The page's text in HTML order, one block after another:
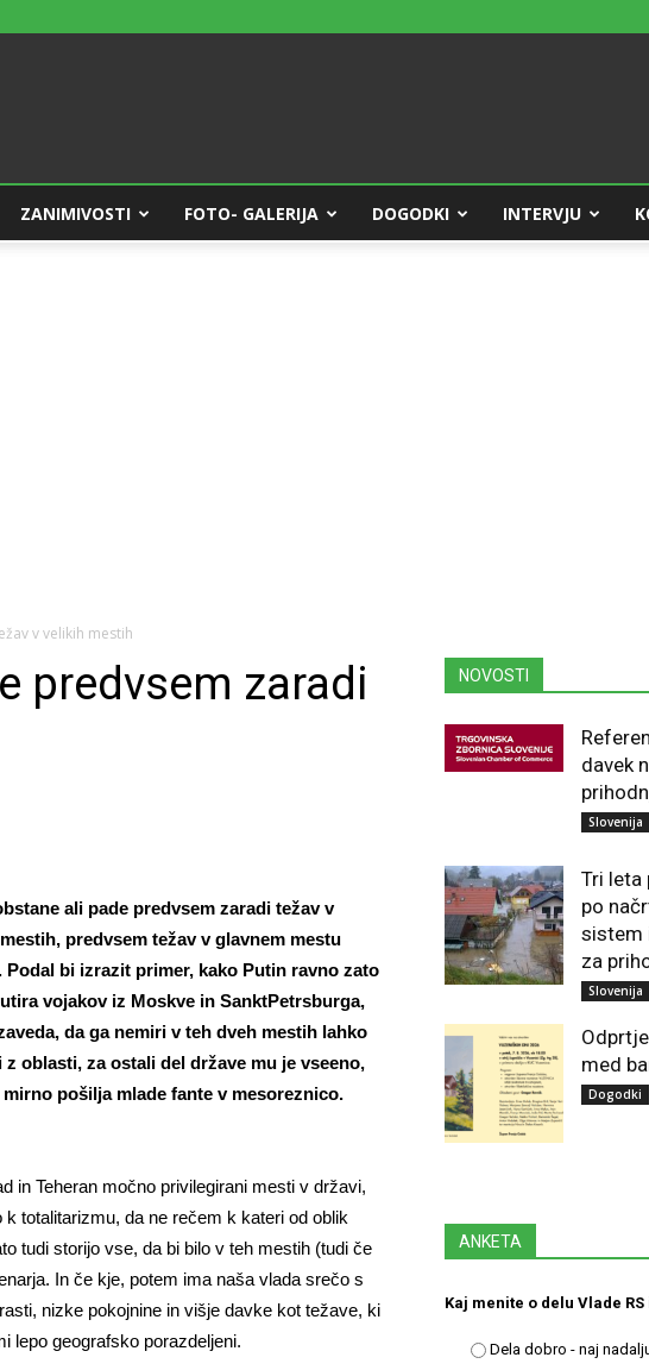
ZANIMIVOSTI FOTO- GALERIJA DOGODKI INTERVJU
v velikih mestih
predvsem zaradi
ali pade predvsem zaradi težav v
predvsem težav v glavnem mestu
Podal bi izrazit primer, kako Putin ravno zato
vojakov iz Moskve in SanktPetrsburga,
da ga nemiri v teh dveh mestih lahko
z oblasti, za ostali del države mu je vseeno,
pošilja mlade fante v mesoreznico.
in Teheran močno privilegirani mesti v državi,
totalitarizmu, da ne rečem k kateri od oblik
tudi storijo vse, da bi bilo v teh mestih (tudi če
In če kje, potem ima naša vlada srečo s
nizke pokojnine in višje davke kot težave, ki
lepo geografsko porazdeljeni.
NOVOSTI
davek
Slovenija
Tri leta
po
sistem
za
Slovenija
med
Dogodki
ANKETA
Kaj menite o delu Vlade
Dela dobro - naj